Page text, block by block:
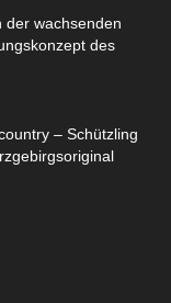
der wachsenden
des
– Schützling